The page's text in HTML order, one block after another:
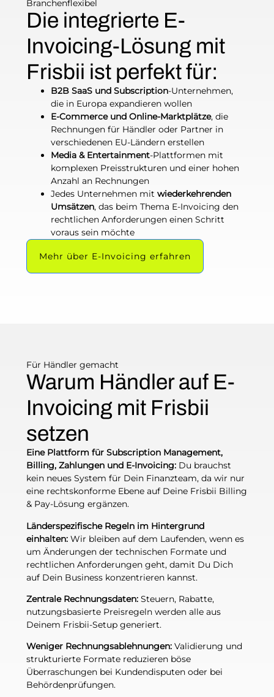
Branchenflexibel
Die integrierte E-
Invoicing-Lösung mit
Frisbii ist perfekt für:
B2B SaaS und Subscription-Unternehmen,
die in Europa expandieren wollen
E-Commerce und Online-Marktplätze, die
Rechnungen für Händler oder Partner in
verschiedenen EU-Ländern erstellen
Media & Entertainment-Plattformen mit
komplexen Preisstrukturen und einer hohen
Anzahl an Rechnungen
Jedes Unternehmen mit wiederkehrenden
Umsätzen, das beim Thema E-Invoicing den
rechtlichen Anforderungen einen Schritt
voraus sein möchte
Mehr über E-Invoicing erfahren
Für Händler gemacht
Warum Händler auf E-
Invoicing mit Frisbii
setzen
Eine Plattform für Subscription Management,
Billing, Zahlungen und E-Invoicing:Du brauchst
kein neues System für Dein Finanzteam, da wir nur
eine rechtskonforme Ebene auf Deine Frisbii Billing
& Pay-Lösung ergänzen.
Länderspezifische Regeln im Hintergrund
einhalten:Wir bleiben auf dem Laufenden, wenn es
um Änderungen der technischen Formate und
rechtlichen Anforderungen geht, damit Du Dich
auf Dein Business konzentrieren kannst.
Zentrale Rechnungsdaten:Steuern, Rabatte,
nutzungsbasierte Preisregeln werden alle aus
Deinem Frisbii-Setup generiert.
Weniger Rechnungsablehnungen:Validierung und
strukturierte Formate reduzieren böse
Überraschungen bei Kundendisputen oder bei
Behördenprüfungen.